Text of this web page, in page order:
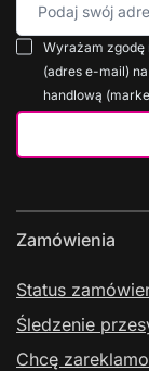
Podaj swój
Wyrażam zgodę
(adres e-mail)
handlową
Zamówienia
Status
Śledzenie
Chcę